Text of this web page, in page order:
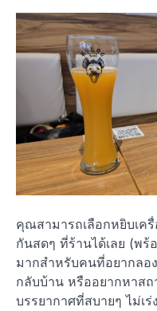
คุณสามารถเลือกหยิบเค
กันสดๆ ที่ร้านได้เลย (พร้
มากสำหรับคนที่อยากลอ
กลับบ้าน หรืออยากหาสถ
บรรยากาศที่สบายๆ ไม่เ